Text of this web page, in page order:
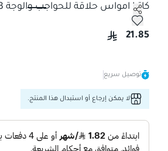
كاتيا امواس حلاقة للحواجب والوجة 3 حبة
كاتيا امواس حلاقة للحواجب والوجة 3 حبة
21.85
توصيل سريع
لا يمكن إرجاع أو استبدال هذا المنتج.